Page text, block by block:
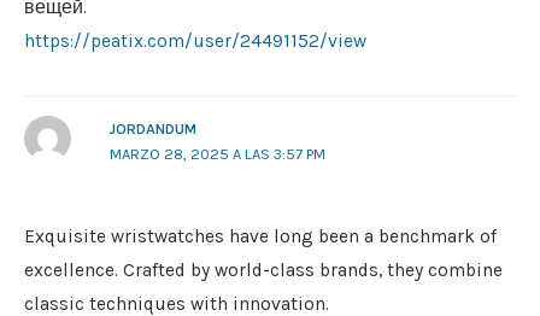
вещей.
https://peatix.com/user/24491152/view
JORDANDUM
MARZO 28, 2025 A LAS 3:57 PM
Exquisite wristwatches have long been a benchmark of
excellence. Crafted by world-class brands, they combine
classic techniques with innovation.